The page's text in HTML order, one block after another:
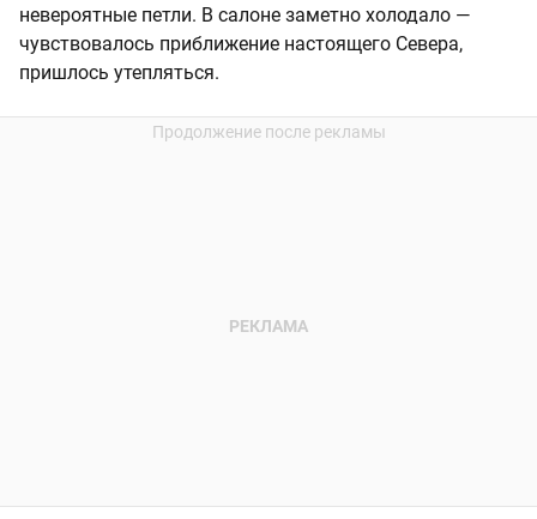
невероятные петли. В салоне заметно холодало —
чувствовалось приближение настоящего Севера,
пришлось утепляться.